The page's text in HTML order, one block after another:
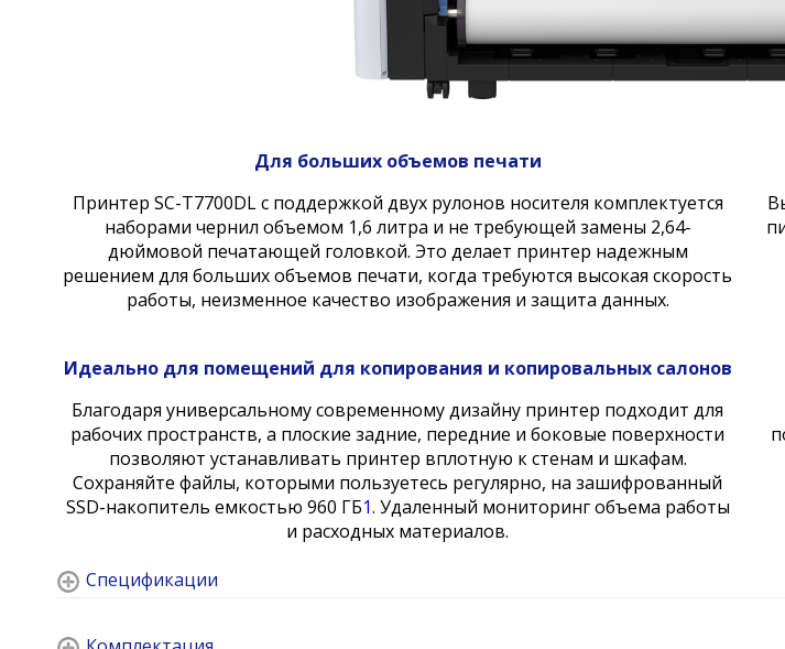
Для больших объемов печати
Принтер SC-T7700DL с поддержкой двух рулонов носителя комплектуется
наборами чернил объемом 1,6 литра и не требующей замены 2,64-
дюймовой печатающей головкой. Это делает принтер надежным
решением для больших объемов печати, когда требуются высокая скорость
работы, неизменное качество изображения и защита данных.
Идеально для помещений для копирования и копировальных салонов
Благодаря универсальному современному дизайну принтер подходит для
рабочих пространств, а плоские задние, передние и боковые поверхности
позволяют устанавливать принтер вплотную к стенам и шкафам.
Сохраняйте файлы, которыми пользуетесь регулярно, на зашифрованный
SSD-накопитель емкостью 960 ГБ1. Удаленный мониторинг объема работы
и расходных материалов.
Спецификации